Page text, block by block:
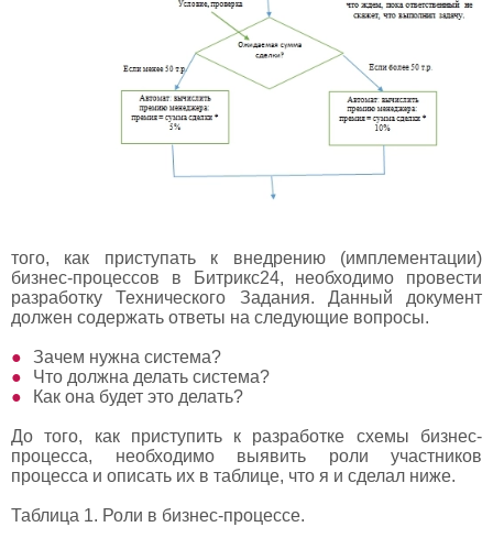
того, как приступать к внедрению (имплементации)
бизнес-процессов в Битрикс24, необходимо провести
разработку Технического Задания. Данный документ
должен содержать ответы на следующие вопросы.
Зачем нужна система?
Что должна делать система?
Как она будет это делать?
До того, как приступить к разработке схемы бизнес-
процесса, необходимо выявить роли участников
процесса и описать их в таблице, что я и сделал ниже.
Таблица 1. Роли в бизнес-процессе.